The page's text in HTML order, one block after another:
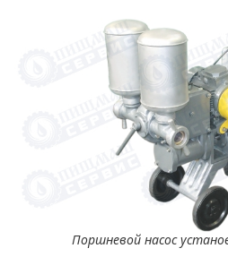
Поршневой насос